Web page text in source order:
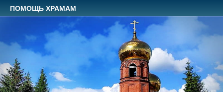
ПОМОЩЬ ХРАМАМ